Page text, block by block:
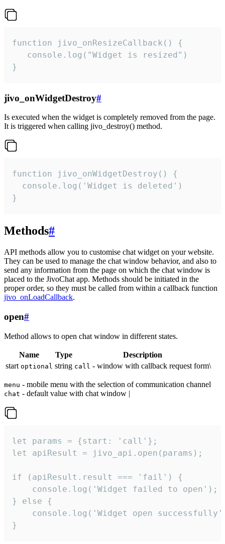
function jivo_onResizeCallback() {
   console.log("Widget is resized")
}
jivo_onWidgetDestroy#
Is executed when the widget is completely removed from the page.
It is triggered when calling jivo_destroy() method.
function jivo_onWidgetDestroy() {
  console.log('Widget is deleted')
}
Methods#
API methods allow you to customise chat widget on your website.
They can be used to manage the chat window behavior, and also to
send any information from the page on which the chat window is
placed to the JivoChat app. Methods should be initiated in the
proper order, so they must be called from within a callback function
jivo_onLoadCallback.
open#
Method allows to open chat window in different states.
Name Type
Description
start optional string call - window with callback request form\
menu - mobile menu with the selection of communication channel
chat - default value with chat window |
let params = {start: 'call'};
let apiResult = jivo_api.open(params);
if (apiResult.result === 'fail') {
    console.log('Widget failed to open');
} else {
console.log('Widget open
}